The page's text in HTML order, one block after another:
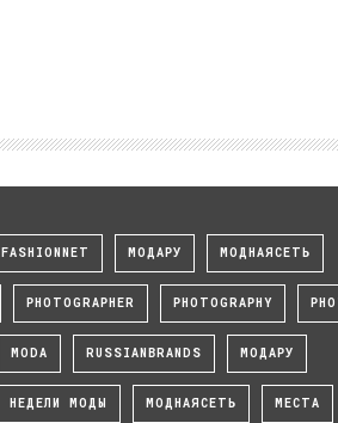
FASHIONNET МОДАРУ МОДНАЯСЕТЬ
PHOTOGRAPHER PHOTOGRAPHY
MODA RUSSIANBRANDS МОДАРУ
НЕДЕЛИ МОДЫ МОДНАЯСЕТЬ МЕСТА